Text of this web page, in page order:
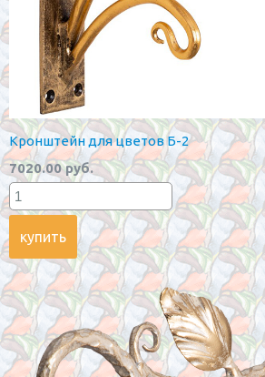
Кронштейн для цветов Б-2
7020.00 руб.